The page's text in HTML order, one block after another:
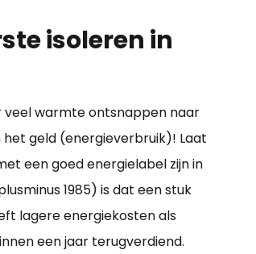
isoleren in
veel warmte ontsnappen naar
het geld (energieverbruik)! Laat
een goed energielabel zijn in
1985) is dat een stuk
lagere energiekosten als
een jaar terugverdiend.